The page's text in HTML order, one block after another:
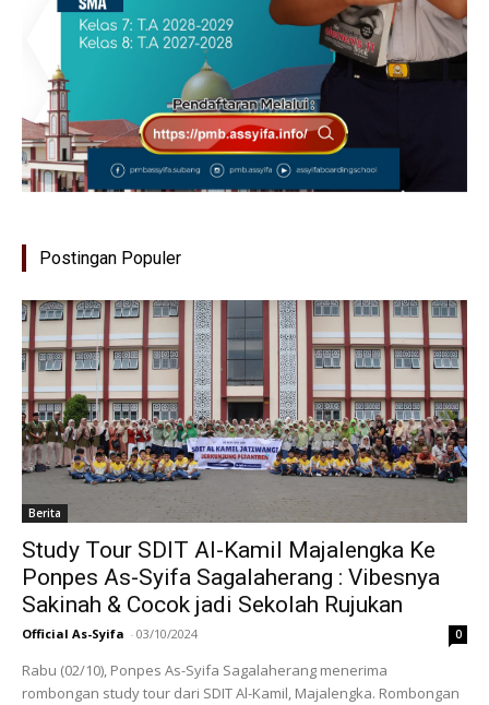
Postingan Populer
Berita
Study Tour SDIT Al-Kamil Majalengka Ke
Ponpes As-Syifa Sagalaherang : Vibesnya
Sakinah & Cocok jadi Sekolah Rujukan
Official As-Syifa - 03/10/2024 0
Rabu (02/10), Ponpes As-Syifa Sagalaherang menerima
rombongan study tour dari SDIT Al-Kamil, Majalengka. Rombongan